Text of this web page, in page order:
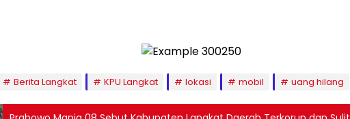
Berita Langkat KPU Langkat lokasi mobil uang hilang